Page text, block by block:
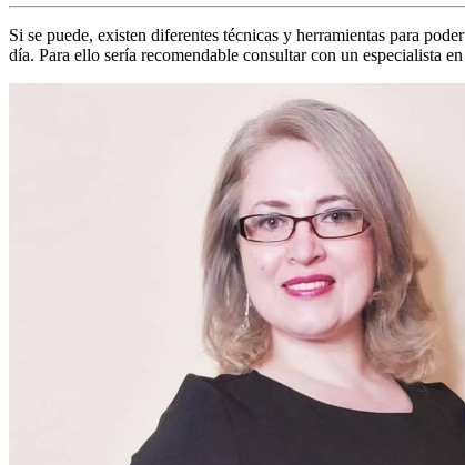
Si se puede, existen diferentes técnicas y herramientas para
día. Para ello sería recomendable consultar con un especialista